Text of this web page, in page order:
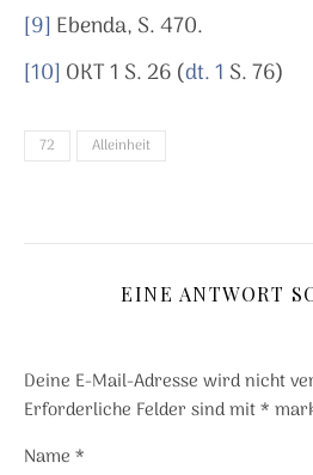
[9] Ebenda, S. 470.
[10] OKT 1 S. 26 (dt. 1 S. 76)
72 Alleinheit
EINE ANTWORT
Deine E-Mail-Adresse wird nicht
Erforderliche Felder sind mit*
Name *